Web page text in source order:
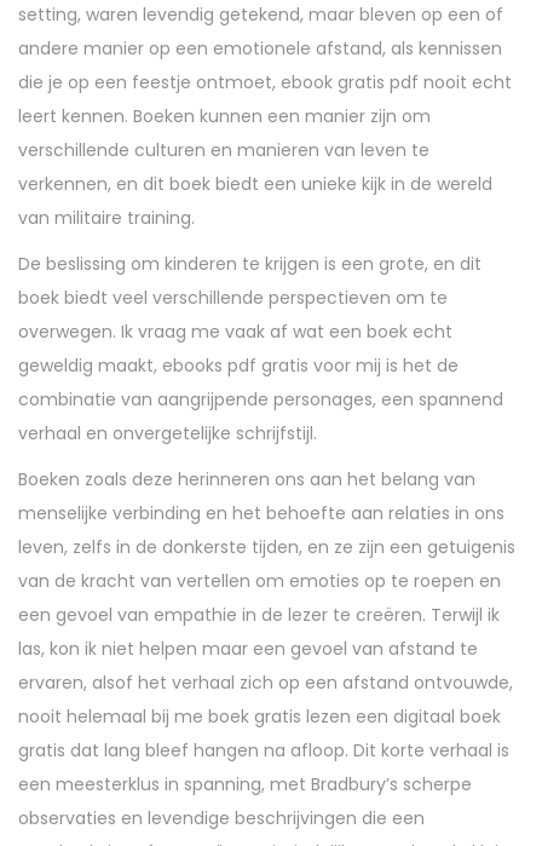
setting, waren levendig getekend, maar bleven op een of
andere manier op een emotionele afstand, als kennissen
die je op een feestje ontmoet, ebook gratis pdf nooit echt
leert kennen. Boeken kunnen een manier zijn om
verschillende culturen en manieren van leven te
verkennen, en dit boek biedt een unieke kijk in de wereld
van militaire training.
De beslissing om kinderen te krijgen is een grote, en dit
boek biedt veel verschillende perspectieven om te
overwegen. Ik vraag me vaak af wat een boek echt
geweldig maakt, ebooks pdf gratis voor mij is het de
combinatie van aangrijpende personages, een spannend
verhaal en onvergetelijke schrijfstijl.
Boeken zoals deze herinneren ons aan het belang van
menselijke verbinding en het behoefte aan relaties in ons
leven, zelfs in de donkerste tijden, en ze zijn een getuigenis
van de kracht van vertellen om emoties op te roepen en
een gevoel van empathie in de lezer te creëren. Terwijl ik
las, kon ik niet helpen maar een gevoel van afstand te
ervaren, alsof het verhaal zich op een afstand ontvouwde,
nooit helemaal bij me boek gratis lezen een digitaal boek
gratis dat lang bleef hangen na afloop. Dit korte verhaal is
een meesterklus in spanning, met Bradbury’s scherpe
observaties en levendige beschrijvingen die een